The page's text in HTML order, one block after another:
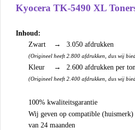
Kyocera TK-5490 XL
Inhoud:
Zwart
→ 3.050 afdrukken
(Origineel heeft 2.800 afdrukken, dus wij
Kleur → 2.600 afdrukken per
(Origineel heeft 2.400 afdrukken, dus wij
100% kwaliteitsgarantie
Wij geven op compatible
van 24 maanden